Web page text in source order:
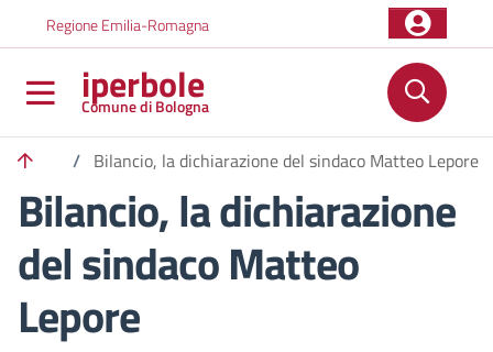
Regione Emilia-Romagna
iperbole
Comune di Bologna
/ Bilancio, la dichiarazione del sindaco Matteo Lepore
Bilancio, la dichiarazione
del sindaco Matteo
Lepore